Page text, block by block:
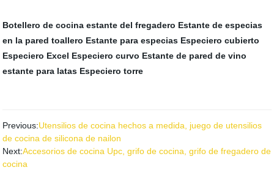
Botellero de cocina estante del fregadero Estante de especias
en la pared toallero Estante para especias Especiero cubierto
Especiero Excel Especiero curvo Estante de pared de vino
estante para latas Especiero torre
Previous:Utensilios de cocina hechos a medida, juego de utensilios
de cocina de silicona de nailon
Next:Accesorios de cocina Upc, grifo de cocina, grifo de fregadero de
cocina